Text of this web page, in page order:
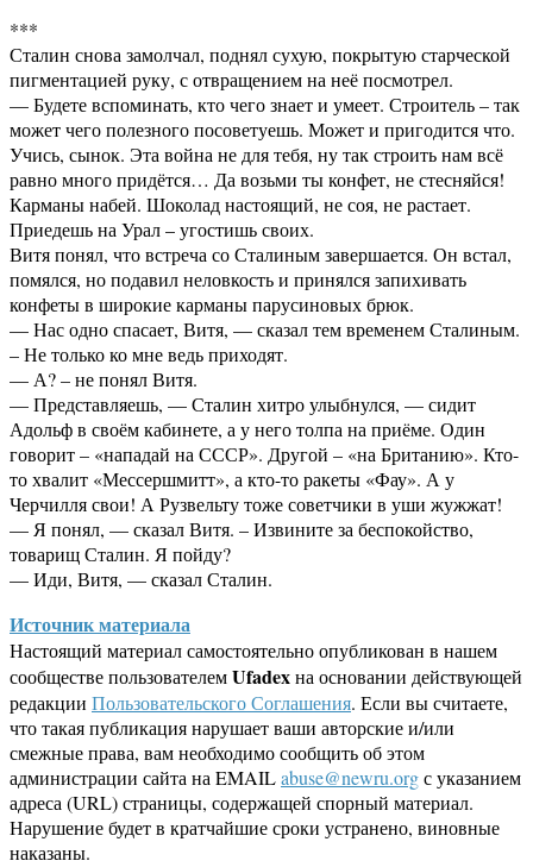
***
Сталин снова замолчал, поднял сухую, покрытую старческой
пигментацией руку, с отвращением на неё посмотрел.
— Будете вспоминать, кто чего знает и умеет. Строитель – так
может чего полезного посоветуешь. Может и пригодится что.
Учись, сынок. Эта война не для тебя, ну так строить нам всё
равно много придётся… Да возьми ты конфет, не стесняйся!
Карманы набей. Шоколад настоящий, не соя, не растает.
Приедешь на Урал – угостишь своих.
Витя понял, что встреча со Сталиным завершается. Он встал,
помялся, но подавил неловкость и принялся запихивать
конфеты в широкие карманы парусиновых брюк.
— Нас одно спасает, Витя, — сказал тем временем Сталиным.
– Не только ко мне ведь приходят.
— А? – не понял Витя.
— Представляешь, — Сталин хитро улыбнулся, — сидит
Адольф в своём кабинете, а у него толпа на приёме. Один
говорит – «нападай на СССР». Другой – «на Британию». Кто-
то хвалит «Мессершмитт», а кто-то ракеты «Фау». А у
Черчилля свои! А Рузвельту тоже советчики в уши жужжат!
— Я понял, — сказал Витя. – Извините за беспокойство,
товарищ Сталин. Я пойду?
— Иди, Витя, — сказал Сталин.
Источник материала
Настоящий материал самостоятельно опубликован в нашем
сообществе пользователемUfadexна основании действующей
редакции Пользовательского Соглашения. Если вы считаете,
что такая публикация нарушает ваши авторские и/или
смежные права, вам необходимо сообщить об этом
администрации сайта на EMAILabuse@newru.orgс указанием
адреса (URL) страницы, содержащей спорный материал.
Нарушение будет в кратчайшие сроки устранено, виновные
наказаны.